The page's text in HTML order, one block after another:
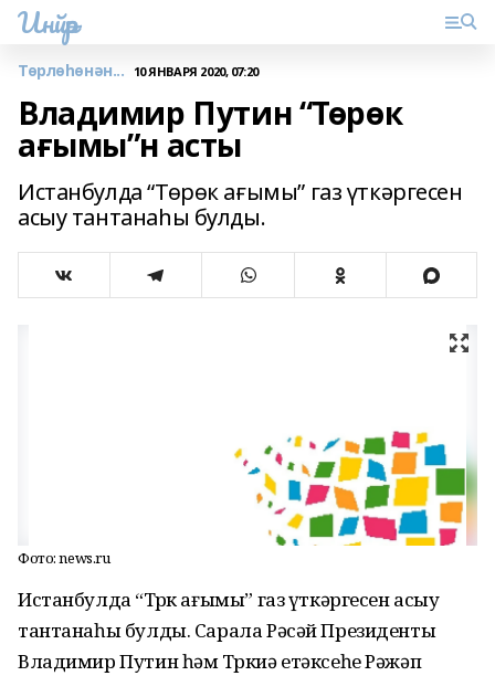
Инйәр
Төрлөһөнән... 10 ЯНВАРЯ 2020, 07:20
Владимир Путин “Төрөк
ағымы”н асты
Истанбулда “Төрөк ағымы” газ үткәргесен
асыу тантанаһы булды.
Фото: news.ru
Истанбулда “Төрөк ағымы” газ үткәргесен асыу
тантанаһы булды. Сарала Рәсәй Президенты
Владимир Путин һәм Төркиә етәксеһе Рәжәп